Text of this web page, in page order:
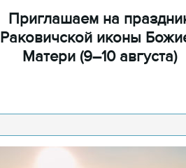
Приглашаем на
Раковичской иконы
Матери (9–10 августа)